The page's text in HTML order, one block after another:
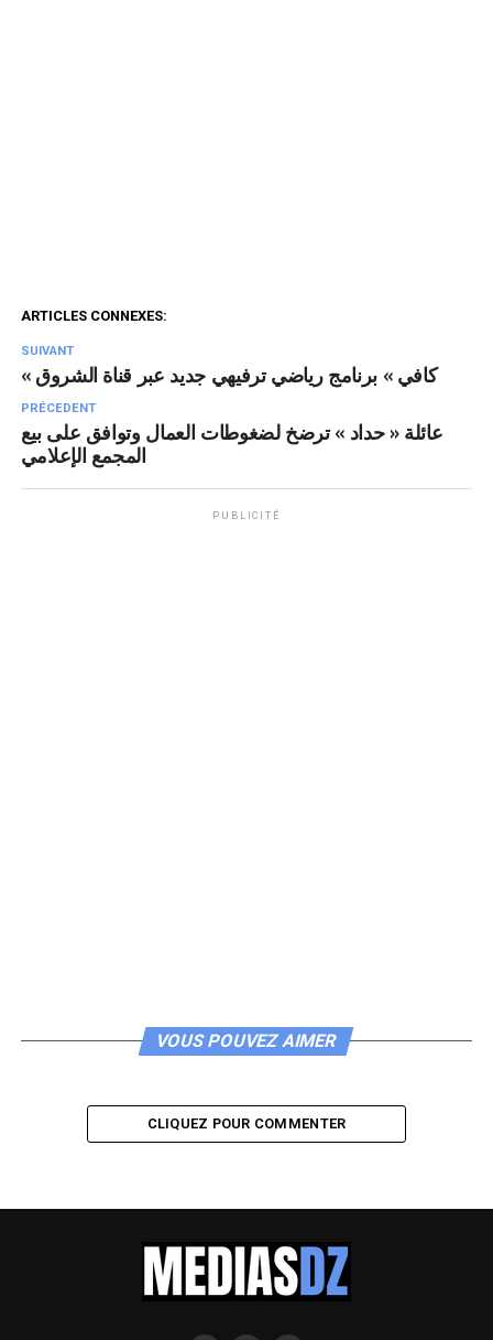
ARTICLES CONNEXES:
SUIVANT
« كافي » برنامج رياضي ترفيهي جديد عبر قناة الشروق
PRÉCEDENT
عائلة « حداد » ترضخ لضغوطات العمال وتوافق على بيع
المجمع الإعلامي
PUBLICITÉ
VOUS POUVEZ AIMER
CLIQUEZ POUR COMMENTER